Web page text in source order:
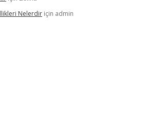
Nelerdir için admin